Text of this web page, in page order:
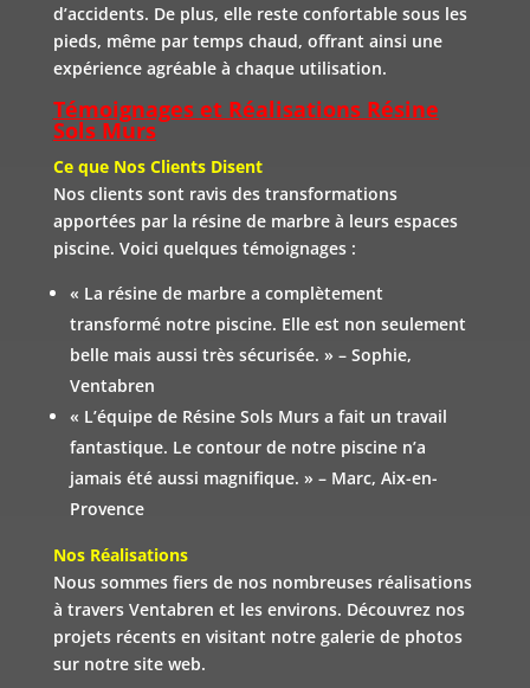
d’accidents. De plus, elle reste confortable sous les
pieds, même par temps chaud, offrant ainsi une
expérience agréable à chaque utilisation.
Témoignages et Réalisations Résine
Sols Murs
Ce que Nos Clients Disent
Nos clients sont ravis des transformations
apportées par la résine de marbre à leurs espaces
piscine. Voici quelques témoignages :
« La résine de marbre a complètement
transformé notre piscine. Elle est non seulement
belle mais aussi très sécurisée. » – Sophie,
Ventabren
« L’équipe de Résine Sols Murs a fait un travail
fantastique. Le contour de notre piscine n’a
jamais été aussi magnifique. » – Marc, Aix-en-
Provence
Nos Réalisations
Nous sommes fiers de nos nombreuses réalisations
à travers Ventabren et les environs. Découvrez nos
projets récents en visitant notre galerie de photos
sur notre site web.